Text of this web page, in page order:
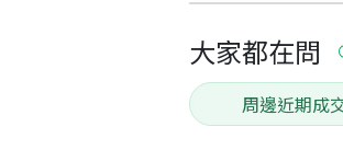
大家都在問
周邊近期成